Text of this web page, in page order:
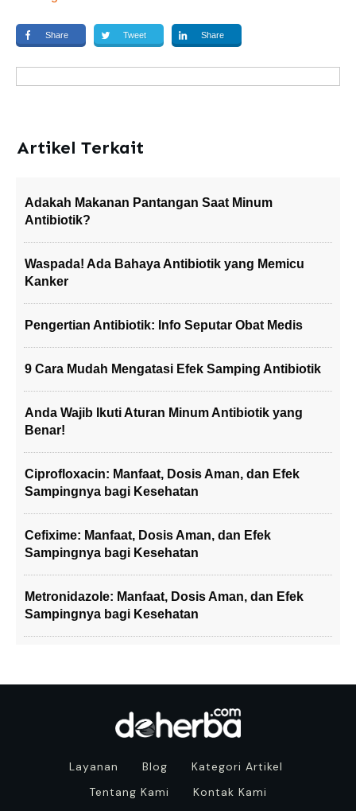
Share Tweet Share
Artikel Terkait
Adakah Makanan Pantangan Saat Minum
Antibiotik?
Waspada! Ada Bahaya Antibiotik yang Memicu
Kanker
Pengertian Antibiotik: Info Seputar Obat Medis
9 Cara Mudah Mengatasi Efek Samping Antibiotik
Anda Wajib Ikuti Aturan Minum Antibiotik yang
Benar!
Ciprofloxacin: Manfaat, Dosis Aman, dan Efek
Sampingnya bagi Kesehatan
Cefixime: Manfaat, Dosis Aman, dan Efek
Sampingnya bagi Kesehatan
Metronidazole: Manfaat, Dosis Aman, dan Efek
Sampingnya bagi Kesehatan
Layanan Blog
Kategori Artikel
Tentang Kami
Kontak Kami